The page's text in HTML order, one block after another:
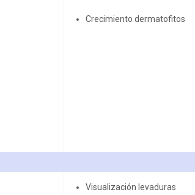
Crecimiento dermatofitos
Visualización levaduras